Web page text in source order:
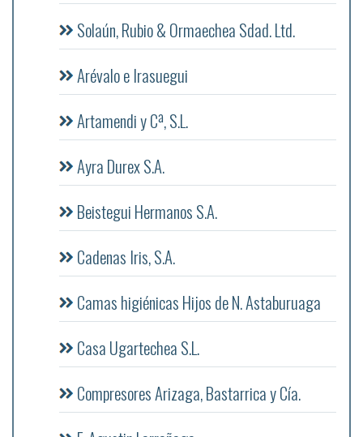
Solaún, Rubio & Ormaechea Sdad. Ltd.
Arévalo e Irasuegui
Artamendi y Cª, S.L.
Ayra Durex S.A.
Beistegui Hermanos S.A.
Cadenas Iris, S.A.
Camas higiénicas Hijos de N. Astaburuaga
Casa Ugartechea S.L.
Compresores Arizaga, Bastarrica y Cía.